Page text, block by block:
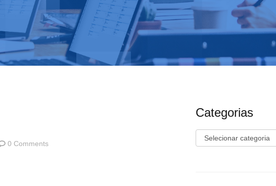
0 Comments
Categorias
Categorias